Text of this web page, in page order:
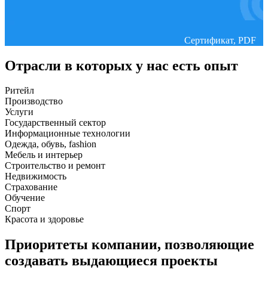
Сертификат, PDF
Отрасли в которых у нас есть опыт
Ритейл
Производство
Услуги
Государственный сектор
Информационные технологии
Одежда, обувь, fashion
Мебель и интерьер
Строительство и ремонт
Недвижимость
Страхование
Обучение
Спорт
Красота и здоровье
Приоритеты компании, позволяющие
создавать выдающиеся проекты